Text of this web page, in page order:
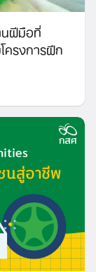
นฝีมือที่
ครงการฝึก